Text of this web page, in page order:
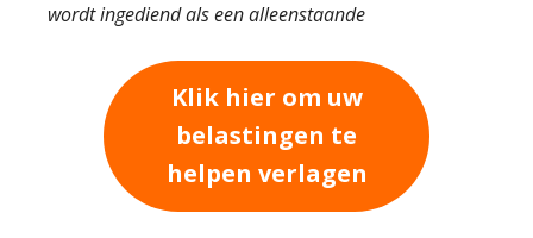
wordt ingediend als een alleenstaande
Klik hier om uw
belastingen te
helpen verlagen